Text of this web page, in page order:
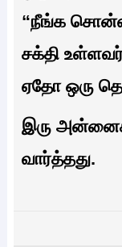
“நீங்க
சக்தி
ஏதோ ஒரு
இரு
வார்த்தது.